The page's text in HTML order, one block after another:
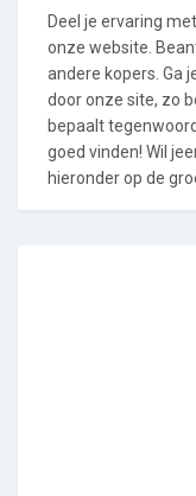
Deel je ervaring
onze website.
andere kopers. Ga
door onze site, zo
bepaalt
goed vinden! Wil
hieronder op de